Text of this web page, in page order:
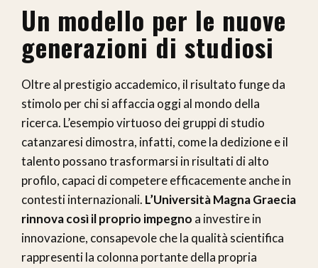
Un modello per le nuove
generazioni di studiosi
Oltre al prestigio accademico, il risultato funge da
stimolo per chi si affaccia oggi al mondo della
ricerca. L’esempio virtuoso dei gruppi di studio
catanzaresi dimostra, infatti, come la dedizione e il
talento possano trasformarsi in risultati di alto
profilo, capaci di competere efficacemente anche in
contesti internazionali. L’Università Magna Graecia
rinnova così il proprio impegno a investire in
innovazione, consapevole che la qualità scientifica
rappresenti la colonna portante della propria